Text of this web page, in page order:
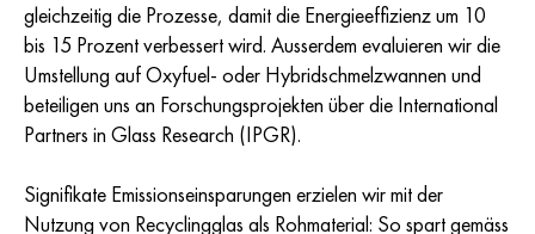
gleichzeitig die Prozesse, damit die Energieeffizienz um 10
bis 15 Prozent verbessert wird. Ausserdem evaluieren wir die
Umstellung auf Oxyfuel- oder Hybridschmelzwannen und
beteiligen uns an Forschungsprojekten über die International
Partners in Glass Research (IPGR).
Signifikate Emissionseinsparungen erzielen wir mit der
Nutzung von Recyclingglas als Rohmaterial: So spart gemäss